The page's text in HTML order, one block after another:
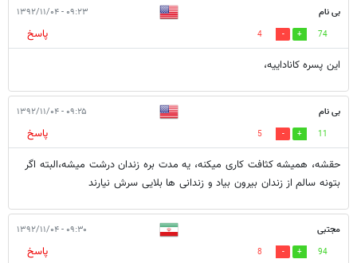
بی نام ۰۹:۲۳ - ۱۳۹۲/۱۱/۰۴
74
4
پاسخ
این پسره کاناداییه،
بی نام ۰۹:۲۵ - ۱۳۹۲/۱۱/۰۴
11
5
پاسخ
حقشه، همیشه کثافت کاری میکنه، یه مدت بره زندان درشت میشه،البته اگر
بتونه سالم از زندان بیرون بیاد و زندانی ها بلایی سرش نیارند
مجتبی ۰۹:۳۰ - ۱۳۹۲/۱۱/۰۴
94
8
پاسخ